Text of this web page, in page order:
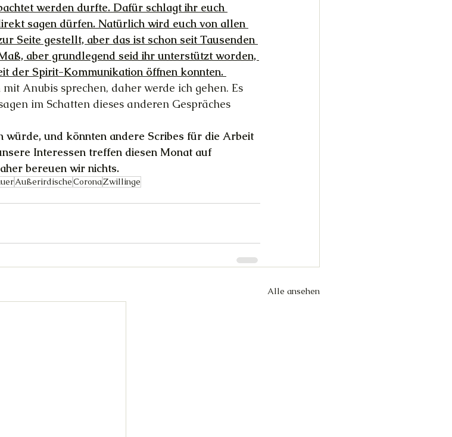
werden durfte. Dafür schlagt ihr euch
sagen dürfen. Natürlich wird euch von allen
Seite gestellt, aber das ist schon seit Tausenden
aber grundlegend seid ihr unterstützt worden,
der Spirit-Kommunikation öffnen konnten.
Anubis sprechen, daher werde ich gehen. Es
im Schatten dieses anderen Gespräches
würde, und könnten andere Scribes für die Arbeit
Interessen treffen diesen Monat auf
bereuen wir nichts.
AußerirdischeCoronaZwillinge
Alle ansehen